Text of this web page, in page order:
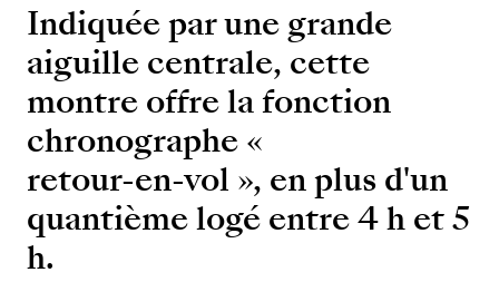
Indiquée par une grande
aiguille centrale, cette
montre offre la fonction
chronographe «
retour-en-vol », en plus d'un
quantième logé entre 4 h et 5
h.